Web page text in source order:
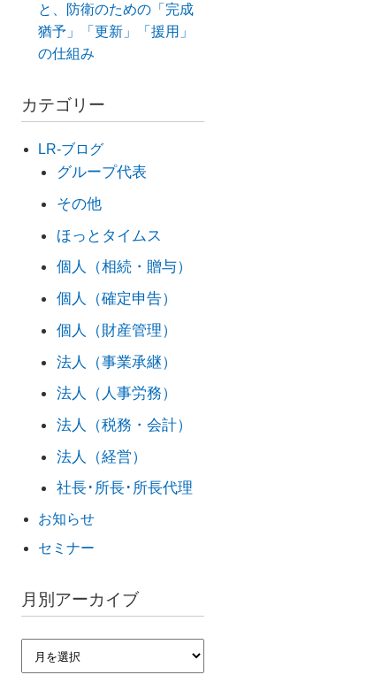
と、防衛のための「完成
猶予」「更新」「援用」
の仕組み
カテゴリー
LR-ブログ
グループ代表
その他
ほっとタイムス
個人（相続・贈与）
個人（確定申告）
個人（財産管理）
法人（事業承継）
法人（人事労務）
法人（税務・会計）
法人（経営）
社長･所長･所長代理
お知らせ
セミナー
月別アーカイブ